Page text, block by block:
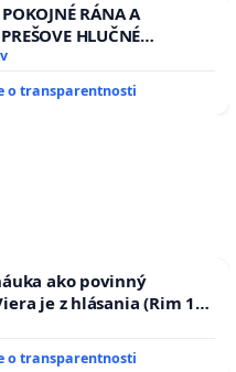
RÁNA A
HLUČNÉ
V SOBOTU LEN OD
8.00 – 18.00 HOD. A
o transparentnosti
ako povinný
je z hlásania (Rim 10,
o transparentnosti